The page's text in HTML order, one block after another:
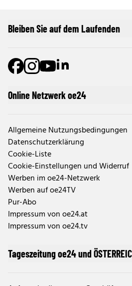
Online Netzwerk oe24
Allgemeine Nutzungsbedingungen
Datenschutzerklärung
Cookie-Liste
Cookie-Einstellungen und Widerruf
Werben im oe24-Netzwerk
Werben auf oe24TV
Pur-Abo
Impressum von oe24.at
Impressum von oe24.tv
Tageszeitung oe24 und
Bleiben Sie auf dem Laufenden